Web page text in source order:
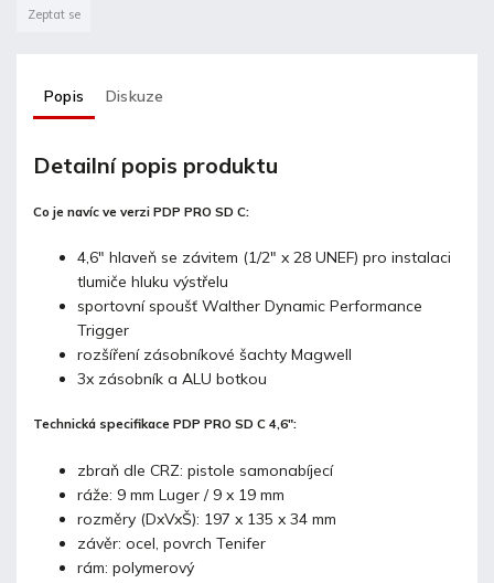
Zeptat se
Popis Diskuze
Detailní popis produktu
Co je navíc ve verzi PDP PRO SD C:
4,6" hlaveň se závitem (1/2" x 28 UNEF) pro instalaci
tlumiče hluku výstřelu
sportovní spoušť Walther Dynamic Performance
Trigger
rozšíření zásobníkové šachty Magwell
3x zásobník a ALU botkou
Technická specifikace PDP PRO SD C 4,6":
zbraň dle CRZ: pistole samonabíjecí
ráže: 9 mm Luger / 9 x 19 mm
rozměry (DxVxŠ): 197 x 135 x 34 mm
závěr: ocel, povrch Tenifer
rám: polymerový